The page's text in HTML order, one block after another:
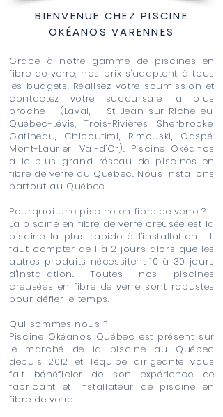
BIENVENUE CHEZ PISCINE
OKÉANOS VARENNES
Grâce à notre gamme de piscines en
fibre de verre, nos prix s'adaptent à tous
les budgets. Réalisez votre soumission et
contactez votre succursale la plus
proche (Laval, St-Jean-sur-Richelieu,
Québec-Lévis, Trois-Rivières, Sherbrooke,
Gatineau, Chicoutimi, Rimouski, Gaspé,
Mont-Laurier, Val-d'Or). Piscine Okéanos
a le plus grand réseau de piscines en
fibre de verre au Québec. Nous installons
partout au Québec.
Pourquoi une piscine en fibre de verre ?
La piscine en fibre de verre creusée est la
piscine la plus rapide à l'installation. Il
faut compter de 1 à 2 jours alors que les
autres produits nécessitent 10 à 30 jours
d'installation. Toutes nos piscines
creusées en fibre de verre sont robustes
pour défier le temps.
Qui sommes nous ?
Piscine Okéanos Québec est présent sur
le marché de la piscine au Québec
depuis 2012 et l'équipe dirigeante vous
fait bénéficier de son expérience de
fabricant et installateur de piscine en
fibre de verre.